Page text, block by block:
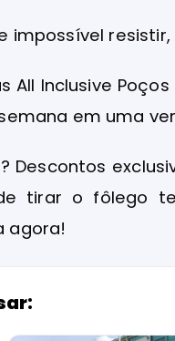
impossível resistir,
All Inclusive
em uma
Descontos
tirar o fôlego
agora!